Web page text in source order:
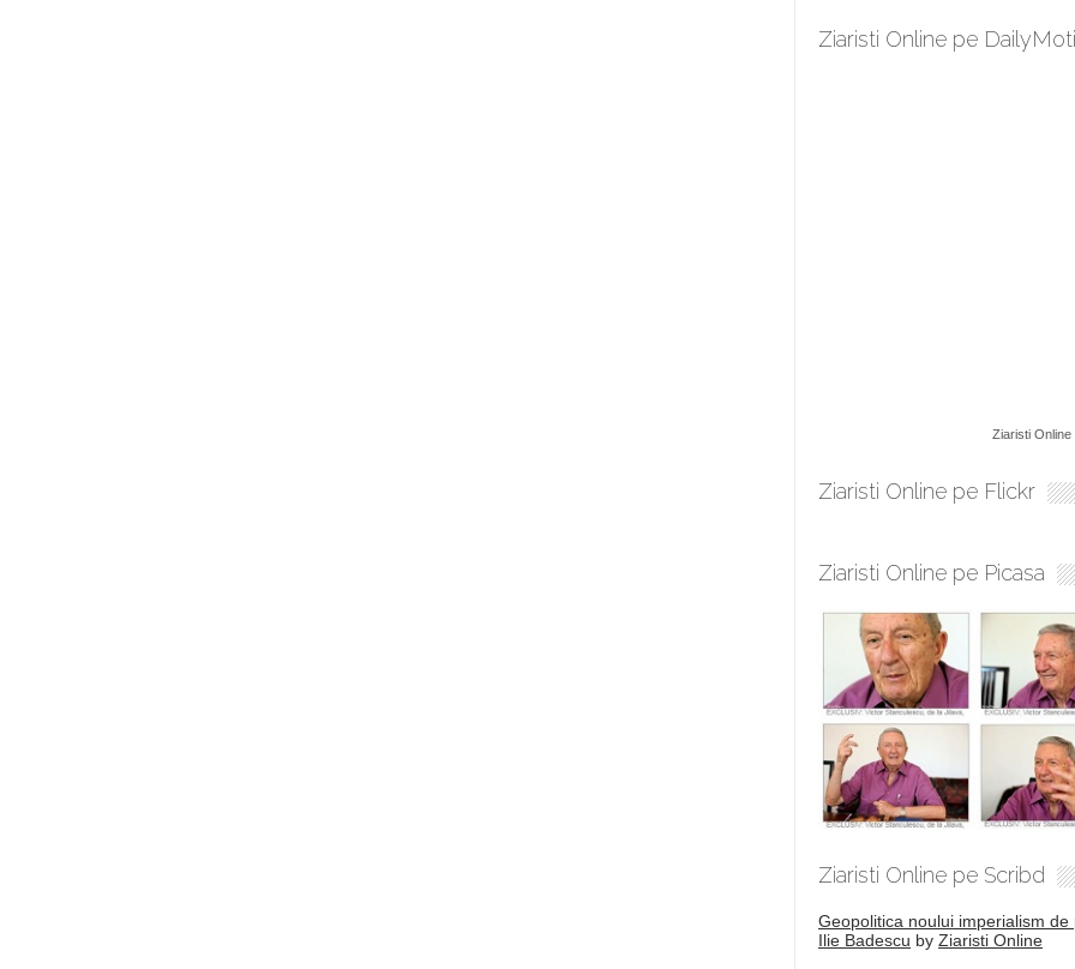
Ziaristi Online pe
Ziaristi Online
Ziaristi Online pe Flickr
Ziaristi Online pe Picasa
Ziaristi Online pe Scribd
Geopolitica noului imperialism de
Ilie Badescu by Ziaristi Online